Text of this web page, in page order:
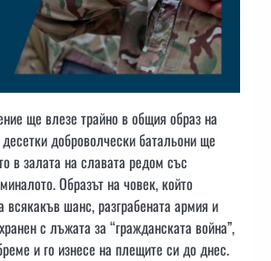
ще влезе трайно в общия образ на
доброволчески батальони ще
в залата на славата редом със
Образът на човек, който
всякакъв шанс, разграбената армия и
с лъжата за “гражданската война”,
и го изнесе на плещите си до днес.